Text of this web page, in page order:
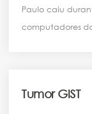
Paulo caiu
computadores
Tumor GIST